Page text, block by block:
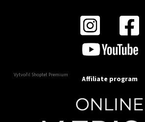
Vytvořil Shoptet Premium Affiliate program